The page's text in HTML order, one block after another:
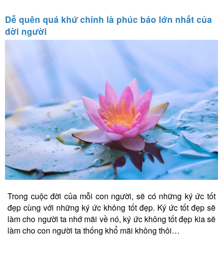
Dễ quên quá khứ chính là phúc báo lớn nhất của
đời người
Trong cuộc đời của mỗi con người, sẽ có những ký ức tốt
đẹp cùng với những ký ức không tốt đẹp. Ký ức tốt đẹp sẽ
làm cho người ta nhớ mãi về nó, ký ức không tốt đẹp kia sẽ
làm cho con người ta thống khổ mãi không thôi…